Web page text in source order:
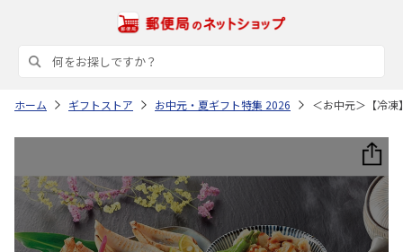
ホーム ギフトストア お中元・夏ギフト特集 2026 ＜お中元＞【冷